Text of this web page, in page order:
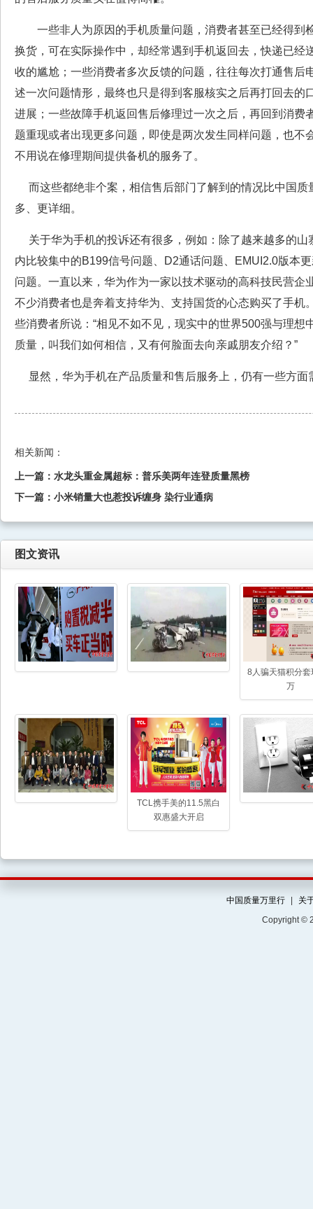
一些非人为原因的手机质量问题，消费者甚至已经得到
换货，可在实际操作中，却经常遇到手机返回去，快递已经
收的尴尬；一些消费者多次反馈的问题，往往每次打通售后
述一次问题情形，最终也只是得到客服核实之后再打回去的
进展；一些故障手机返回售后修理过一次之后，再回到消费
题重现或者出现更多问题，即使是两次发生同样问题，也不
不用说在修理期间提供备机的服务了。
而这些都绝非个案，相信售后部门了解到的情况比中国质
多、更详细。
关于华为手机的投诉还有很多，例如：除了越来越多的山
内比较集中的B199信号问题、D2通话问题、EMUI2.0版本
问题。一直以来，华为作为一家以技术驱动的高科技民营企
不少消费者也是奔着支持华为、支持国货的心态购买了手机
些消费者所说：“相见不如不见，现实中的世界500强与理想
质量，叫我们如何相信，又有何脸面去向亲戚朋友介绍？”
显然，华为手机在产品质量和售后服务上，仍有一些方面
相关新闻：
上一篇： 水龙头重金属超标：普乐美两年连登质量黑榜
下一篇： 小米销量大也惹投诉缠身 染行业通病
图文资讯
8人骗天猫积分
万
TCL携手美的11.5黑白
双惠盛大开启
中国质量万里行
关
Copyright ©